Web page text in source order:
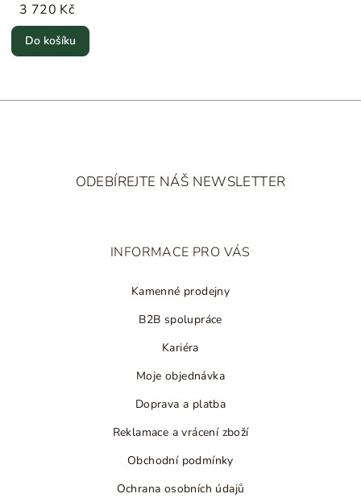
3 720 Kč
Do košíku
ODEBÍREJTE NÁŠ NEWSLETTER
INFORMACE PRO VÁS
Kamenné prodejny
B2B spolupráce
Kariéra
Moje objednávka
Doprava a platba
Reklamace a vrácení zboží
Obchodní podmínky
Ochrana osobních údajů